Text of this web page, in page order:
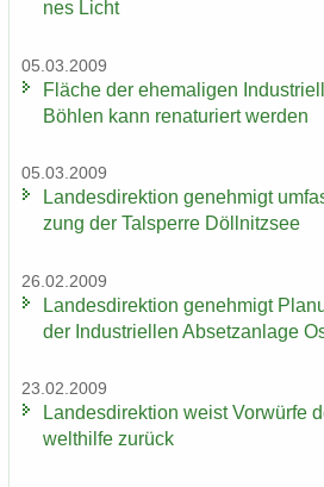
nes Licht
05.03.2009
Flä­che der ehe­ma­li­gen
Böh­len kann re­na­tu­riert wer­den
05.03.2009
Lan­des­di­rek­ti­on ge­neh­migt
zung der Tal­sper­re Döll­nitz­see
26.02.2009
Lan­des­di­rek­ti­on ge­neh­migt
der In­dus­tri­el­len Ab­setz­an­la­ge
23.02.2009
Lan­des­di­rek­ti­on weist Vor­wür­fe
welt­hil­fe zu­rück